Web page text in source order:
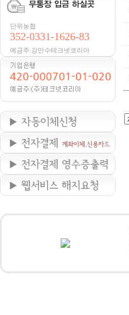
단위농협
352-0331-1626-83
예금주:강만수테크넷코리아